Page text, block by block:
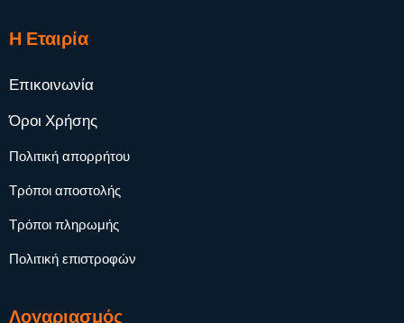
Η Εταιρία
Επικοινωνία
Όροι Χρήσης
Πολιτική απορρήτου
Τρόποι αποστολής
Τρόποι πληρωμής
Πολιτική επιστροφών
Λογαριασμός